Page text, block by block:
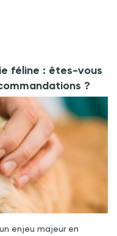
féline : êtes-vous
?
enjeu majeur en